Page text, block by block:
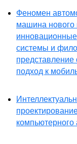
Феномен
машина нового
инновационные
системы и
представление
подход к
компьютерного